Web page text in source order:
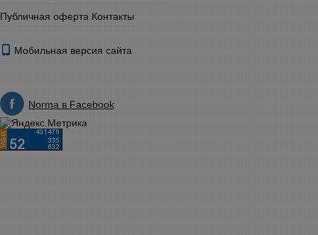
Публичная оферта Контакты
Мобильная версия сайта
Norma в Facebook